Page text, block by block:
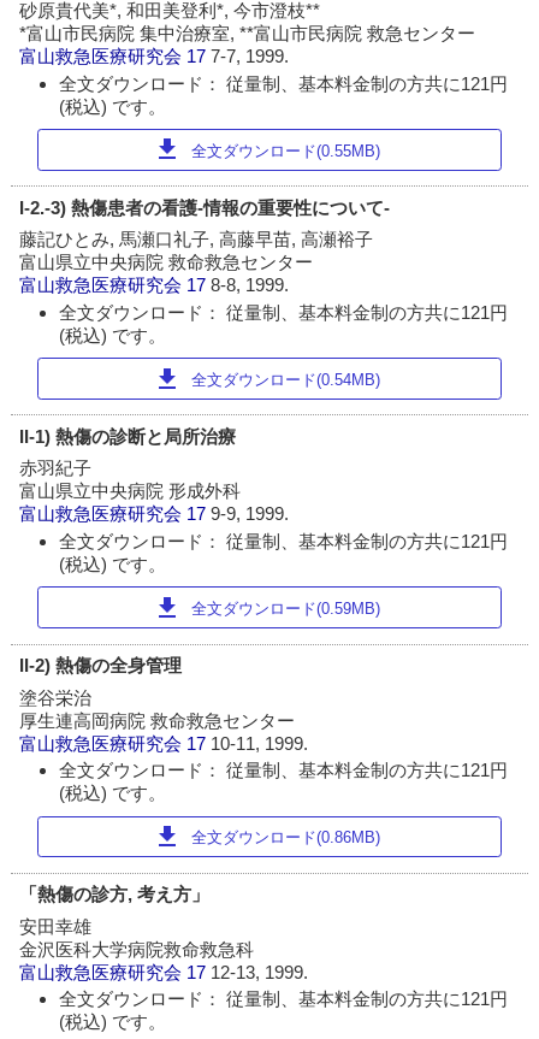
砂原貴代美*, 和田美登利*, 今市澄枝**
*富山市民病院 集中治療室, **富山市民病院 救急センター
富山救急医療研究会 177-7, 1999.
全文ダウンロード： 従量制、基本料金制の方共に121円
(税込) です。
download 全文ダウンロード(0.55MB)
I-2.-3) 熱傷患者の看護-情報の重要性について-
藤記ひとみ, 馬瀬口礼子, 高藤早苗, 高瀬裕子
富山県立中央病院 救命救急センター
富山救急医療研究会 178-8, 1999.
全文ダウンロード： 従量制、基本料金制の方共に121円
(税込) です。
download 全文ダウンロード(0.54MB)
II-1) 熱傷の診断と局所治療
赤羽紀子
富山県立中央病院 形成外科
富山救急医療研究会 179-9, 1999.
全文ダウンロード： 従量制、基本料金制の方共に121円
(税込) です。
download 全文ダウンロード(0.59MB)
II-2) 熱傷の全身管理
塗谷栄治
厚生連高岡病院 救命救急センター
富山救急医療研究会 17 10-11, 1999.
全文ダウンロード： 従量制、基本料金制の方共に121円
(税込) です。
download 全文ダウンロード(0.86MB)
「熱傷の診方, 考え方」
安田幸雄
金沢医科大学病院救命救急科
富山救急医療研究会 17 12-13, 1999.
全文ダウンロード： 従量制、基本料金制の方共に121円
(税込) です。